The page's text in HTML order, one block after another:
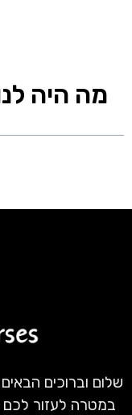
מה היה
שלום וברוכים
במטרה לעזור לכם